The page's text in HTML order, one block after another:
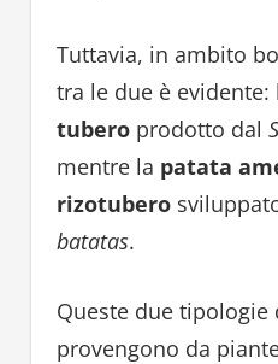
Tuttavia, in ambito
tra le due è evidente:
tuberoprodotto dal
mentre la patata
rizotubero
batatas.
Queste due tipologie
provengono da